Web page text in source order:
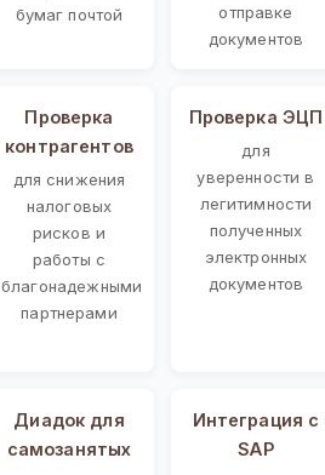
бумаг почтой
отправке
документов
Проверка
контрагентов
для снижения
налоговых
рисков и
работы с
благонадежными
партнерами
Проверка ЭЦП
для
уверенности в
легитимности
полученных
электронных
документов
Диадок для
самозанятых
Интеграция с
SAP